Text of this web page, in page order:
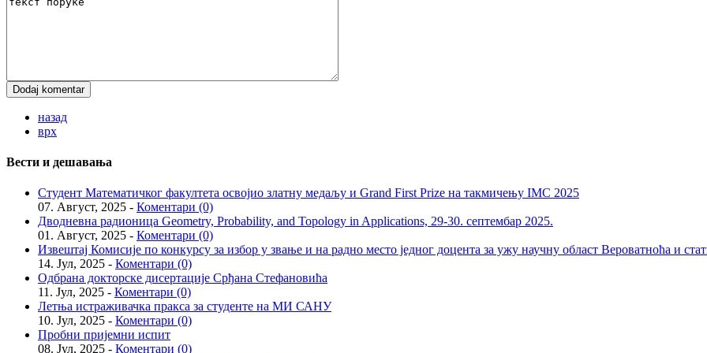
назад
врх
Вести и дешавања
Студент Математичког факултета освојио златну медаљу и Grand First Prize на такмичењу IMC 2025
07. Август, 2025 - Коментари (0)
Дводневна радионица Geometry, Probability, and Topology in Applications, 29-30. септембар 2025.
01. Август, 2025 - Коментари (0)
Извештај Комисије по конкурсу за избор у звање и на радно место једног доцента за ужу научну област Вероватноћа и
14. Јул, 2025 - Коментари (0)
Одбрана докторске дисертације Срђана Стефановића
11. Јул, 2025 - Коментари (0)
Летња истраживачка пракса за студенте на МИ САНУ
10. Јул, 2025 - Коментари (0)
Пробни пријемни испит
08. Јул, 2025 - Коментари (0)